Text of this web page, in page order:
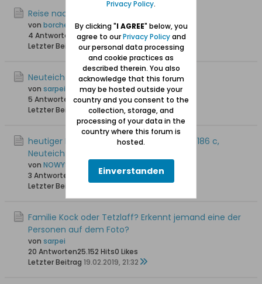
Reise nach Neuteich
von borchert
4 Antworten
16.914 Hits0 Likes
Letzter Beitrag23.08.2019, 11:39
Neuteich-Briefe
von sarpei
5 Antworten 17.543 Hits0 Likes
Letzter Beitrag
12.03.2019, 15:39
heutiger Name der Dirschauer Chaussee 186 c,
Neuteich?
von NOWYSTAW
3 Antworten
14.198 Hits0 Likes
Letzter Beitrag
10.03.2019, 12:33
Familie Kock oder Tetzlaff? Erkennt jemand eine der
Personen auf dem Foto?
von sarpei
20 Antworten25.152 Hits0 Likes
Letzter Beitrag 19.02.2019, 21:32
Privacy Policy.
By clicking "I AGREE" below, you
agree to ourPrivacy Policyand
our personal data processing
and cookie practices as
described therein. You also
acknowledge that this forum
may be hosted outside your
country and you consent to the
collection, storage, and
processing of your data in the
country where this forum is
hosted.
Einverstanden